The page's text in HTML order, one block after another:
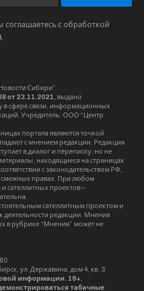
с обработкой
Сибири”.
от 23.11.2021, выдано
в сфере связи, информационных
Учредитель: ООО “Центр
портала являются точкой
с мнением редакции. Редакция
в диалог и переписку, но не
находящиеся на страницах
с законодательством РФ,
смежных правах. При любом
сателлитных проектов –
сателлитным проектом и
деятельности редакции. Мнения
в рубрике “Мнения” может не
ул. Державина, дом 4, кв. 3
информации. 18+.
табачные